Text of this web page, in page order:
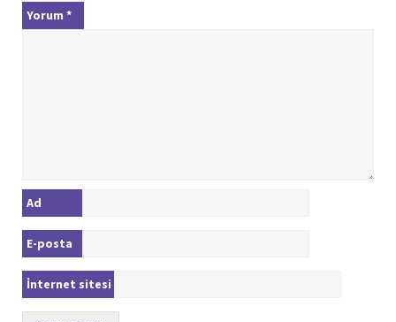
Yorum *
Ad
E-posta
İnternet sitesi